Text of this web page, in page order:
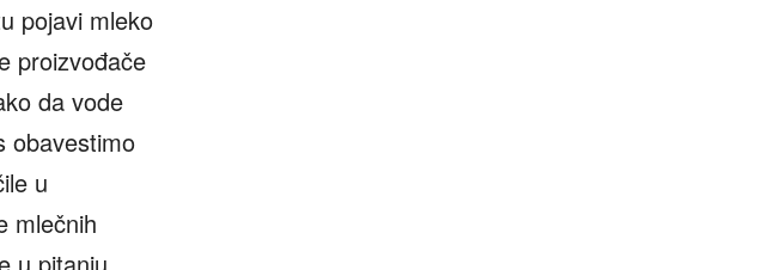
pojavi mleko
proizvođače
da vode
obavestimo
u
mlečnih
u pitanju